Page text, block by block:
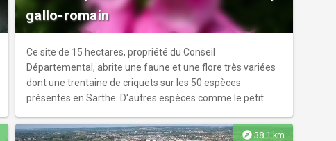
gallo-romain
Ce site de 15 hectares, propriété du Conseil
Départemental, abrite une faune et une flore très variées
dont une trentaine de criquets sur les 50 espèces
présentes en Sarthe. D'autres espèces comme le petit
tirer profit de la présence de l'humain en utilisant les
explore 38.1 km